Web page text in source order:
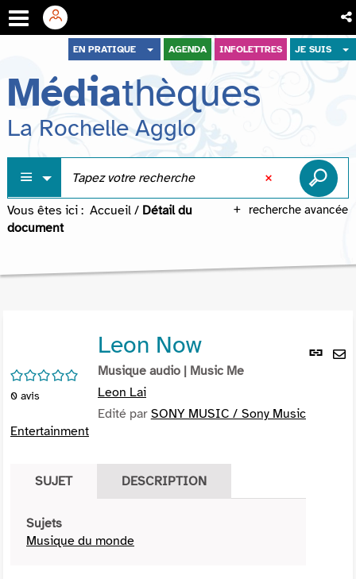
menu
contenu
recherche
EN PRATIQUE AGENDA INFOLETTRES JE SUIS
Médiathèques
La Rochelle Agglo
recherche avancée
Vous êtes ici : Accueil / Détail du
document
Lien
/5
0 avis
Leon Now
Musique audio | Music Me
Leon Lai
Edité par SONY MUSIC / Sony Music
Entertainment
SUJET DESCRIPTION
Sujets
Musique du monde